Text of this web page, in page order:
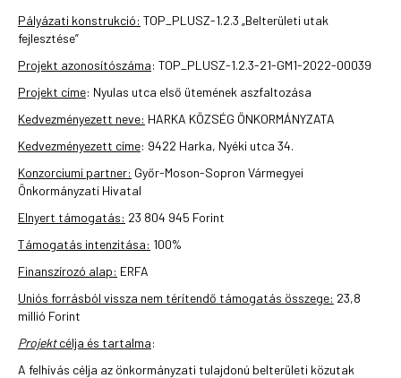
Pályázati konstrukció: TOP_PLUSZ-1.2.3 „Belterületi utak
fejlesztése”
Projekt azonosítószáma: TOP_PLUSZ-1.2.3-21-GM1-2022-00039
Projekt címe: Nyulas utca első ütemének aszfaltozása
Kedvezményezett neve: HARKA KÖZSÉG ÖNKORMÁNYZATA
Kedvezményezett címe: 9422 Harka, Nyéki utca 34.
Konzorciumi partner: Győr-Moson-Sopron Vármegyei
Önkormányzati Hivatal
Elnyert támogatás: 23 804 945 Forint
Támogatás intenzitása: 100%
Finanszírozó alap: ERFA
Uniós forrásból vissza nem térítendő támogatás összege: 23,8
millió Forint
Projektcélja és tartalma:
A felhívás célja az önkormányzati tulajdonú belterületi közutak